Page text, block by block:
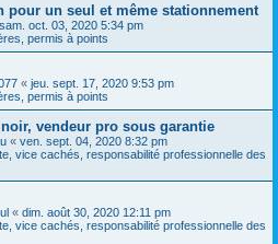
pour un seul et même stationnement
sam. oct. 03, 2020 5:34 pm
permis à points
« jeu. sept. 17, 2020 9:53 pm
permis à points
vendeur pro sous garantie
« ven. sept. 04, 2020 8:32 pm
vice cachés, responsabilité professionnelle des
« dim. août 30, 2020 12:11 pm
vice cachés, responsabilité professionnelle des